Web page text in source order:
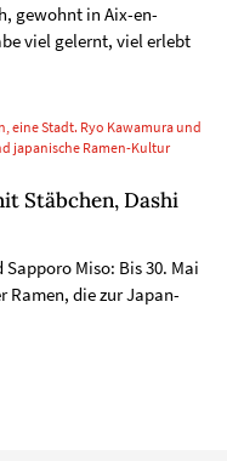
gewohnt in Aix-en-
viel gelernt, viel erlebt
eine Stadt. Ryo Kawamura und
japanische Ramen-Kultur
Stäbchen, Dashi
Miso: Bis 30. Mai
Ramen, die zur Japan-